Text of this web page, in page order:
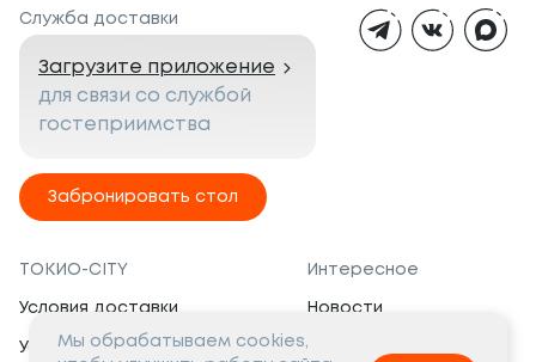
Служба доставки
Загрузите приложение
для связи со службой
гостеприимства
Забронировать стол
ТОКИО-CITY
Условия доставки
Условия программы
Интересное
Новости
Вакансии
Мы обрабатываем cookies,